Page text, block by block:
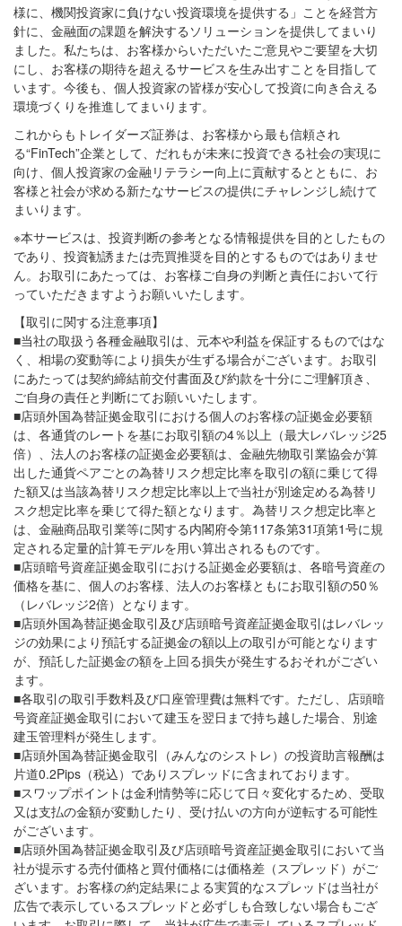
様に、機関投資家に負けない投資環境を提供する」ことを経営方
針に、金融面の課題を解決するソリューションを提供してまいり
ました。私たちは、お客様からいただいたご意見やご要望を大切
にし、お客様の期待を超えるサービスを生み出すことを目指して
います。今後も、個人投資家の皆様が安心して投資に向き合える
環境づくりを推進してまいります。
これからもトレイダーズ証券は、お客様から最も信頼され
る“FinTech”企業として、だれもが未来に投資できる社会の実現に
向け、個人投資家の金融リテラシー向上に貢献するとともに、お
客様と社会が求める新たなサービスの提供にチャレンジし続けて
まいります。
※本サービスは、投資判断の参考となる情報提供を目的としたもの
であり、投資勧誘または売買推奨を目的とするものではありませ
ん。お取引にあたっては、お客様ご自身の判断と責任において行
っていただきますようお願いいたします。
【取引に関する注意事項】
■当社の取扱う各種金融取引は、元本や利益を保証するものではな
く、相場の変動等により損失が生ずる場合がございます。お取引
にあたっては契約締結前交付書面及び約款を十分にご理解頂き、
ご自身の責任と判断にてお願いいたします。
■店頭外国為替証拠金取引における個人のお客様の証拠金必要額
は、各通貨のレートを基にお取引額の4％以上（最大レバレッジ25
倍）、法人のお客様の証拠金必要額は、金融先物取引業協会が算
出した通貨ペアごとの為替リスク想定比率を取引の額に乗じて得
た額又は当該為替リスク想定比率以上で当社が別途定める為替リ
スク想定比率を乗じて得た額となります。為替リスク想定比率と
は、金融商品取引業等に関する内閣府令第117条第31項第1号に規
定される定量的計算モデルを用い算出されるものです。
■店頭暗号資産証拠金取引における証拠金必要額は、各暗号資産の
価格を基に、個人のお客様、法人のお客様ともにお取引額の50％
（レバレッジ2倍）となります。
■店頭外国為替証拠金取引及び店頭暗号資産証拠金取引はレバレッ
ジの効果により預託する証拠金の額以上の取引が可能となります
が、預託した証拠金の額を上回る損失が発生するおそれがござい
ます。
■各取引の取引手数料及び口座管理費は無料です。ただし、店頭暗
号資産証拠金取引において建玉を翌日まで持ち越した場合、別途
建玉管理料が発生します。
■店頭外国為替証拠金取引（みんなのシストレ）の投資助言報酬は
片道0.2Pips（税込）でありスプレッドに含まれております。
■スワップポイントは金利情勢等に応じて日々変化するため、受取
又は支払の金額が変動したり、受け払いの方向が逆転する可能性
がございます。
■店頭外国為替証拠金取引及び店頭暗号資産証拠金取引において当
社が提示する売付価格と買付価格には価格差（スプレッド）がご
ざいます。お客様の約定結果による実質的なスプレッドは当社が
広告で表示しているスプレッドと必ずしも合致しない場合もござ